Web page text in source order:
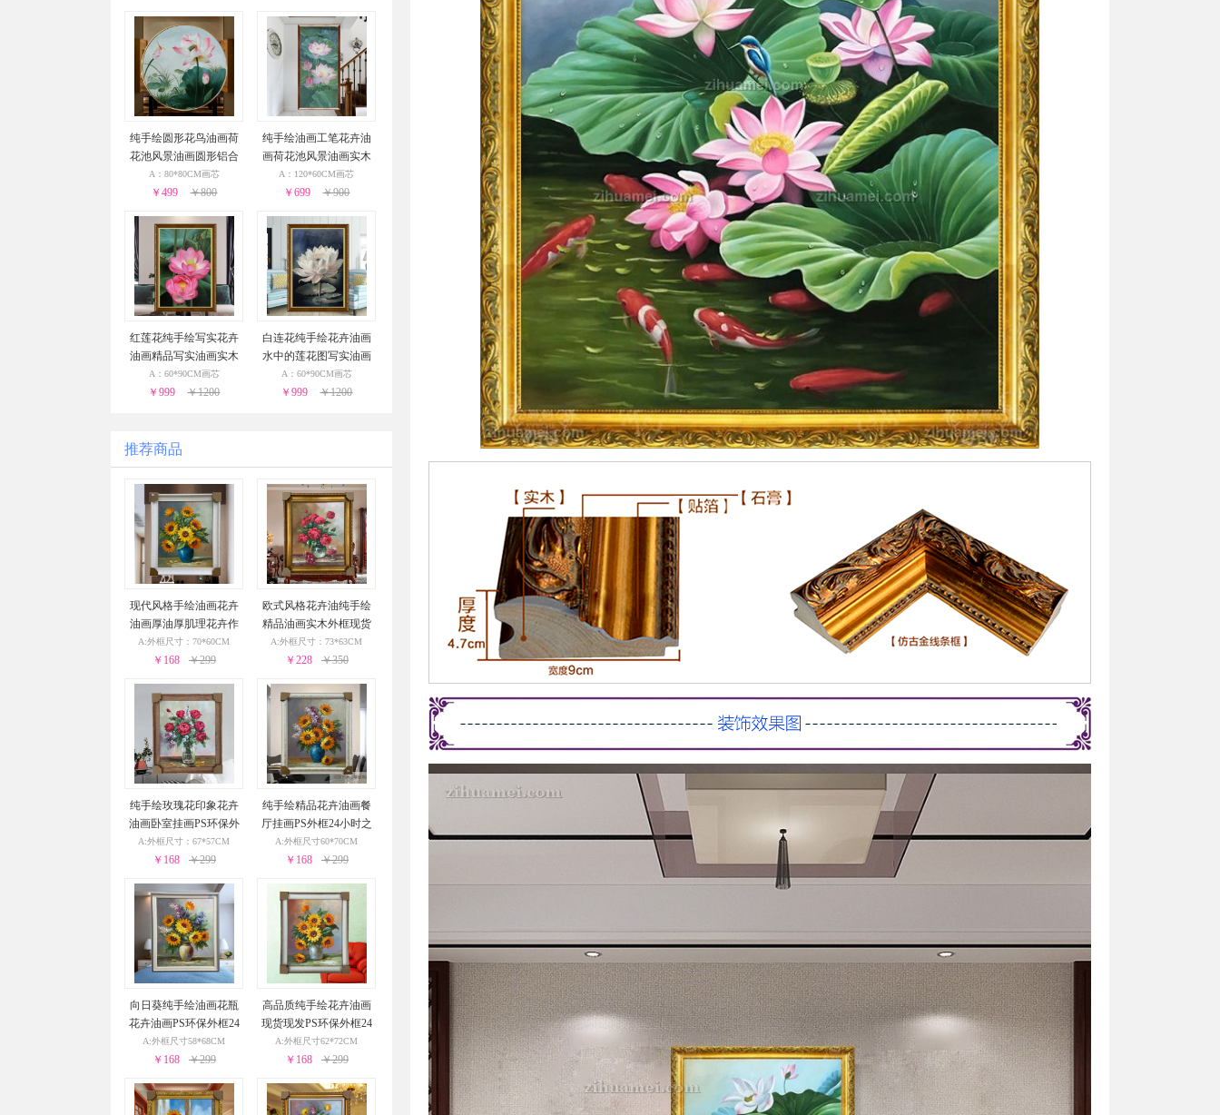
纯手绘圆形花鸟油画荷
花池风景油画圆形铝合
金外框
A：80*80CM画芯
￥499 ￥800
纯手绘油画工笔花卉油
画荷花池风景油画实木
画框
A：120*60CM画芯
￥699 ￥900
红莲花纯手绘写实花卉
油画精品写实油画实木
画框
A：60*90CM画芯
￥999 ￥1200
白连花纯手绘花卉油画
水中的莲花图写实油画
实木画框
A：60*90CM画芯
￥999 ￥1200
推荐商品
现代风格手绘油画花卉
油画厚油厚肌理花卉作
品PS环保外框现货现发2
4小时之内发货
A:外框尺寸：70*60CM
￥168 ￥299
欧式风格花卉油纯手绘
精品油画实木外框现货
现发葡萄花瓶与酒杯24
小时之内发货
A:外框尺寸：73*63CM
￥228 ￥350
纯手绘玫瑰花印象花卉
油画卧室挂画PS环保外
框24小时之内发货
A:外框尺寸：67*57CM
￥168 ￥299
纯手绘精品花卉油画餐
厅挂画PS外框24小时之
内发货
A:外框尺寸60*70CM
￥168 ￥299
向日葵纯手绘油画花瓶
花卉油画PS环保外框24
小时之内发货
A:外框尺寸58*68CM
￥168 ￥299
高品质纯手绘花卉油画
现货现发PS环保外框24
小时之内发货
A:外框尺寸62*72CM
￥168 ￥299